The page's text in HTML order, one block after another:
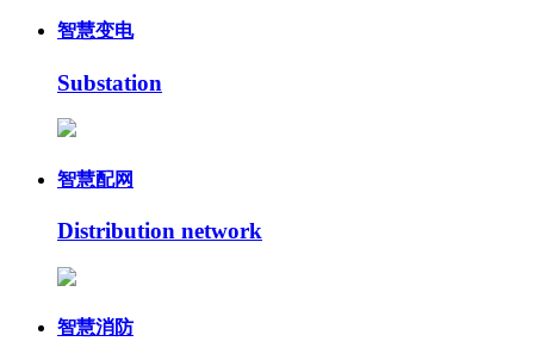
智慧变电
Substation
智慧配网
Distribution network
智慧消防